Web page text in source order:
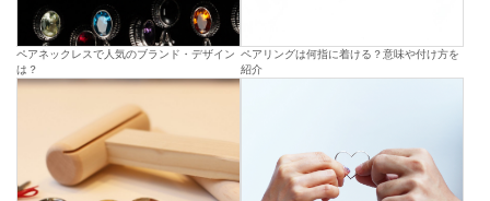
ペアネックレスで人気のブランド・デザイン
は？
ペアリングは何指に着ける？意味や付け方を
紹介